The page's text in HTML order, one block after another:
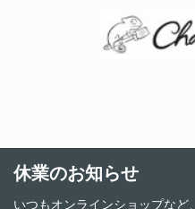
休業のお知らせ
いつもオンラインショップな